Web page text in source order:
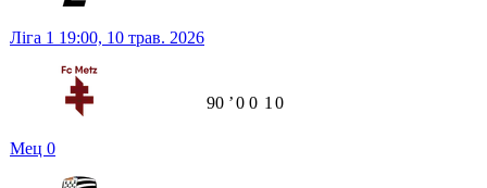
Ліга 1 19:00, 10 трав. 2026
Мец 0
90 ʼ0 0 1 0